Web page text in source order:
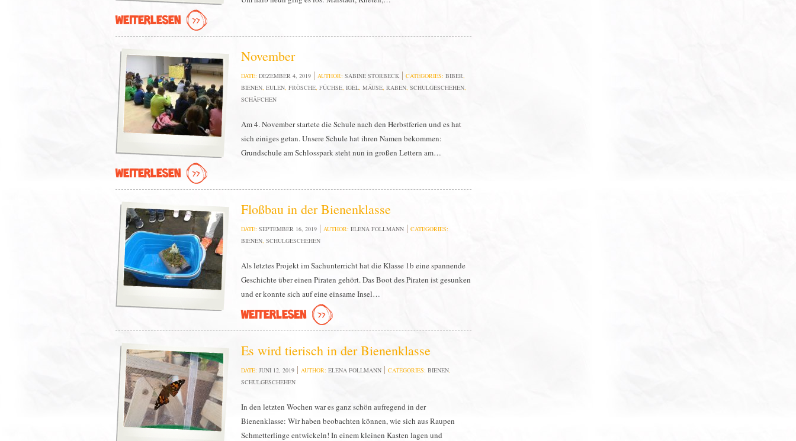
WEITERLESEN
November
DATE: DEZEMBER 4, 2019 AUTHOR: SABINE STORBECK CATEGORIES: BIBER,
BIENEN, EULEN, FRÖSCHE, FÜCHSE, IGEL, MÄUSE, RABEN, SCHULGESCHEHEN,
SCHÄFCHEN
Am 4. November startete die Schule nach den Herbstferien und es hat
sich einiges getan. Unsere Schule hat ihren Namen bekommen:
Grundschule am Schlosspark steht nun in großen Lettern am…
WEITERLESEN
Floßbau in der Bienenklasse
DATE: SEPTEMBER 16, 2019 AUTHOR: ELENA FOLLMANN
CATEGORIES:
BIENEN, SCHULGESCHEHEN
Als letztes Projekt im Sachunterricht hat die Klasse 1b eine spannende
Geschichte über einen Piraten gehört. Das Boot des Piraten ist gesunken
und er konnte sich auf eine einsame Insel…
WEITERLESEN
Es wird tierisch in der Bienenklasse
DATE: JUNI 12, 2019 AUTHOR: ELENA FOLLMANN CATEGORIES: BIENEN,
SCHULGESCHEHEN
In den letzten Wochen war es ganz schön aufregend in der
Bienenklasse: Wir haben beobachten können, wie sich aus Raupen
Schmetterlinge entwickeln! In einem kleinen Kasten lagen und